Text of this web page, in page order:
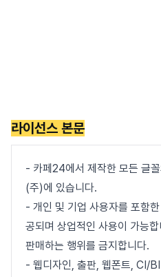
라이선스 본문
- 카페24에서 제작한 모든 글
(주)에 있습니다.
- 개인 및 기업 사용자를 포함
공되며 상업적인 사용이 가능
판매하는 행위를 금지합니다.
- 웹디자인, 출판, 웹폰트, CI/